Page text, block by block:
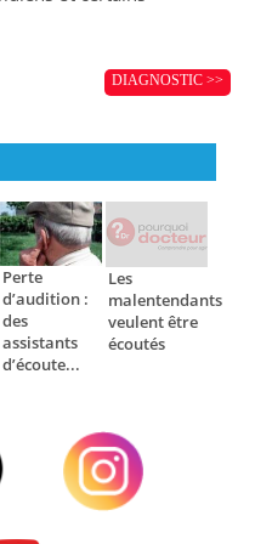
DIAGNOSTIC >>
Perte
d’audition :
des
assistants
d’écoute...
Les
malentendants
veulent être
écoutés